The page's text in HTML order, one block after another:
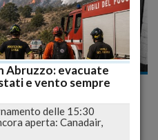
"No Children" in
che lo Offrono sono
Abruzzo: evacuate
e vento sempre
delle 15:30
aperta: Canadair,